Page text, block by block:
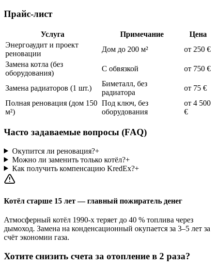
Прайс-лист
Услуга Примечание
Цена
Энергоаудит и проект
реновации
Дом до 200 м²
от 250 €
Замена котла (без
оборудования)
С обвязкой от 750 €
Замена радиаторов (1 шт.)
Биметалл, без
радиатора
от 75 €
Полная реновация (дом 150
м²)
Под ключ, без
оборудования
от 4 500
€
Часто задаваемые вопросы (FAQ)
Окупится ли реновация?+
Можно ли заменить только котёл?+
Как получить компенсацию KredEx?+
Котёл старше 15 лет — главный пожиратель денег
Атмосферный котёл 1990-х теряет до 40 % топлива через
дымоход. Замена на конденсационный окупается за 3–5 лет за
счёт экономии газа.
Хотите снизить счета за отопление в 2 раза?